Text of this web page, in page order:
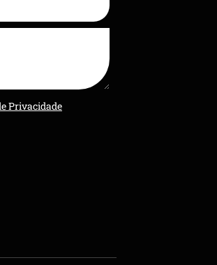
Privacidade